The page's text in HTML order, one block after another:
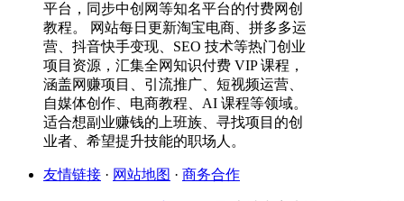
平台，同步中创网等知名平台的付费网创
教程。 网站每日更新淘宝电商、拼多多运
营、抖音快手变现、SEO 技术等热门创业
项目资源，汇集全网知识付费 VIP 课程，
涵盖网赚项目、引流推广、短视频运营、
自媒体创作、电商教程、AI 课程等领域。
适合想副业赚钱的上班族、寻找项目的创
业者、希望提升技能的职场人。
友情链接 · 网站地图 · 商务合作